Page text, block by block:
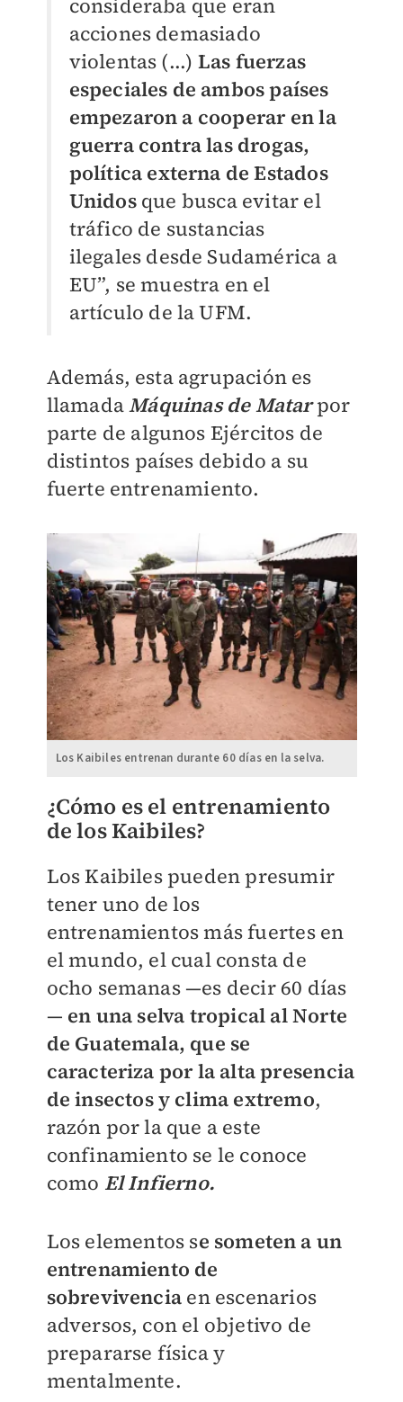
consideraba que eran
acciones demasiado
violentas (...) Las fuerzas
especiales de ambos países
empezaron a cooperar en la
guerra contra las drogas,
política externa de Estados
Unidosque busca evitar el
tráfico de sustancias
ilegales desde Sudamérica a
EU”, se muestra en el
artículo de la UFM.
Además, esta agrupación es
llamadaMáquinas de Matarpor
parte de algunos Ejércitos de
distintos países debido a su
fuerte entrenamiento.
Los Kaibiles entrenan durante 60 días en la selva.
¿Cómo es el entrenamiento
de los Kaibiles?
Los Kaibiles pueden presumir
tener uno de los
entrenamientos más fuertes en
el mundo, el cual consta de
ocho semanas —es decir 60 días
— en una selva tropical al Norte
de Guatemala, que se
caracteriza por la alta presencia
de insectos y clima extremo,
razón por la que a este
confinamiento se le conoce
como El Infierno.
Los elementos se someten a un
entrenamiento de
sobrevivencia en escenarios
adversos, con el objetivo de
prepararse física y
mentalmente.